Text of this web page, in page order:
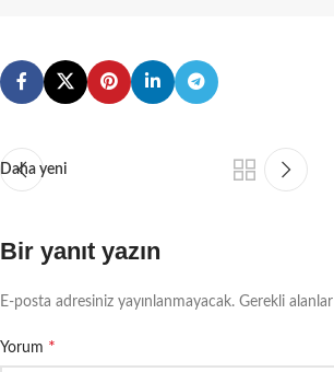
Daha yeni
Bir yanıt yazın
E-posta adresiniz yayınlanmayacak. Gerekli alanlar
Yorum *